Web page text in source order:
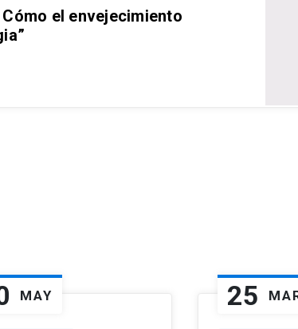
el envejecimiento
MAY 25